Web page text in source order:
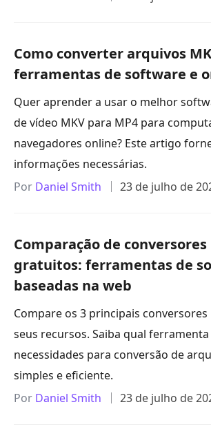
Como converter arquivos
ferramentas de software e
Quer aprender a usar o melhor
de vídeo MKV para MP4 para
navegadores online? Este artigo
informações necessárias.
Por Daniel Smith 23 de julho de
Comparação de conversores
gratuitos: ferramentas de
baseadas na web
Compare os 3 principais
seus recursos. Saiba qual
necessidades para conversão de
simples e eficiente.
Por Daniel Smith 23 de julho de